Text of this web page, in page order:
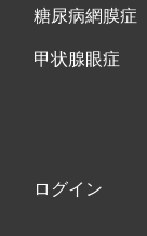
糖尿病網膜症
甲状腺眼症
ログイン